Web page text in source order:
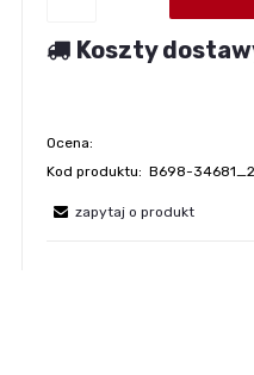
Koszty
Ocena:
Kod produktu: B698-
zapytaj o produkt